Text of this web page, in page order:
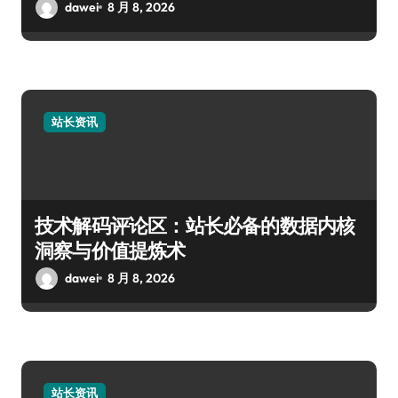
dawei 8 月 8, 2026
站长资讯
技术解码评论区：站长必备的数据内核
洞察与价值提炼术
dawei 8 月 8, 2026
站长资讯